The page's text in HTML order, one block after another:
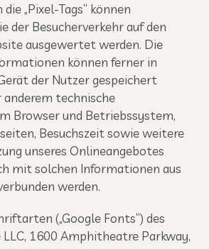
„Pixel-Tags“ können
der Besucherverkehr auf den
ausgewertet werden. Die
können ferner in
der Nutzer gespeichert
technische
Browser und Betriebssystem,
Besuchszeit sowie weitere
unseres Onlineangebotes
mit solchen Informationen aus
werden.
(„Google Fonts“) des
1600 Amphitheatre Parkway,